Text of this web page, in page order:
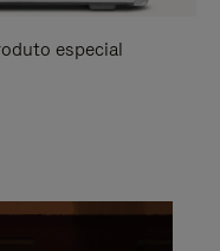
especial